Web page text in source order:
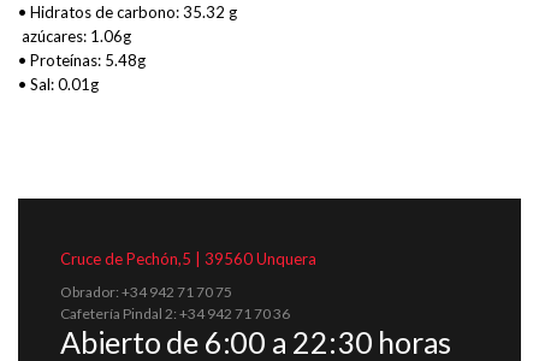
• Hidratos de carbono: 35.32 g
azúcares: 1.06g
• Proteínas: 5.48g
• Sal: 0.01g
Cruce de Pechón,5 | 39560 Unquera
Obrador: +34 942 71 70 75
Cafetería Pindal 2: +34 942 71 70 36
Abierto de 6:00 a 22:30 horas